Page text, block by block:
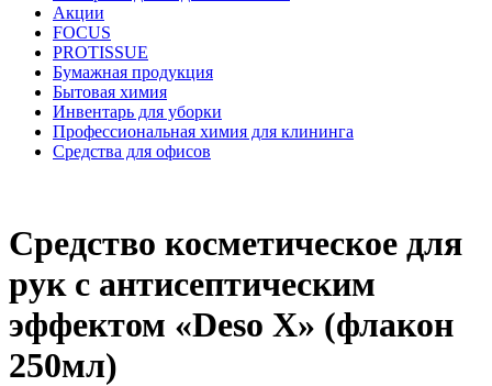
Акции
FOCUS
PROTISSUE
Бумажная продукция
Бытовая химия
Инвентарь для уборки
Профессиональная химия для клининга
Средства для офисов
Средство косметическое для
рук с антисептическим
эффектом «Deso X» (флакон
250мл)